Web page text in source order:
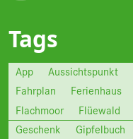
Tags
App Aussichtspunkt
Fahrplan
Ferienhaus
Flachmoor
Flüewald
Geschenk
Gipfelbuch